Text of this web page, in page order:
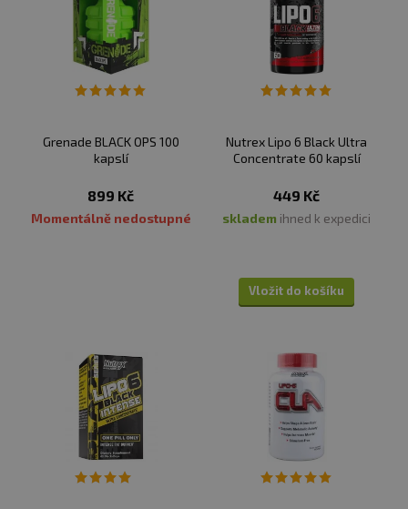
Grenade BLACK OPS 100
kapslí
899 Kč
Momentálně nedostupné
Nutrex Lipo 6 Black Ultra
Concentrate 60 kapslí
449 Kč
skladem ihned k expedici
Vložit do košíku